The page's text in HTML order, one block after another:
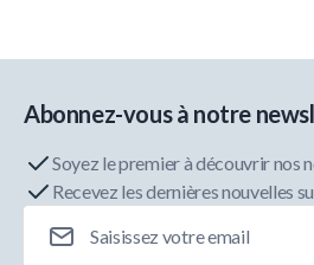
Abonnez-vous à notre
Soyez le premier à découvrir nos
Recevez les dernières nouvelles